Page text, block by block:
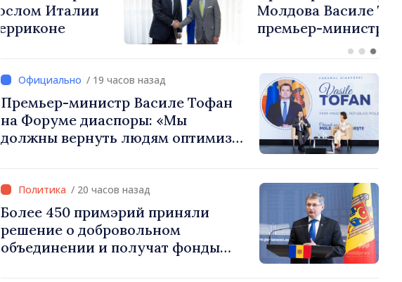
Молдова Василе Тофан и
премьер-министр Бельгии Барт де
Вевер обсудили европейский путь
/ 19 часов назад
Премьер-министр Василе Тофан
на Форуме диаспоры: «Мы
должны вернуть людям оптимизм
правильном направлении»
/ 20 часов назад
Более 450 примэрий приняли
решение о добровольном
объединении и получат фонды